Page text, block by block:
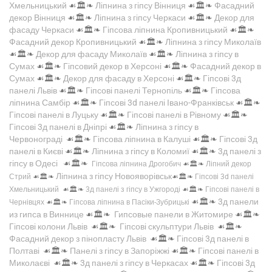
Хмельницький ☙🏛️❧ Ліпнина з гіпсу Вінниця ☙🏛️❧ Фасадний
декор Вінниця ☙🏛️❧ Ліпнина з гіпсу Черкаси ☙🏛️❧ Декор для
фасаду Черкаси ☙🏛️❧ Гіпсова ліпнина Кропивницький ☙🏛️❧
Фасадний декор Кропивницький ☙🏛️❧ Ліпнина з гіпсу Миколаїв
☙🏛️❧ Декор для фасаду Миколаїв ☙🏛️❧ Ліпнина з гіпсу в
Сумах ☙🏛️❧ Гіпсовий декор в Херсоні ☙🏛️❧ Фасадний декор в
Сумах ☙🏛️❧ Декор для фасаду в Херсоні ☙🏛️❧ Гіпсові 3д
панелі Львів ☙🏛️❧ Гіпсові панелі Тернопіль ☙🏛️❧ Гіпсова
ліпнина Самбір ☙🏛️❧ Гіпсові 3d панелі Івано-Франківськ ☙🏛️❧
Гіпсові панелі в Луцьку ☙🏛️❧ Гіпсові панелі в Рівному ☙🏛️❧
Гіпсові 3д панелі в Дніпрі ☙🏛️❧ Ліпнина з гіпсу в
Червонограді ☙🏛️❧ Гіпсова ліпнина в Калуші ☙🏛️❧ Гіпсові 3д
панелі в Києві ☙🏛️❧ Ліпнина з гіпсу в Коломиї ☙🏛️❧ 3д панелі з
гіпсу в Одесі ☙🏛️❧ Гіпсова ліпнина Дрогобич ☙🏛️❧ Ліпний декор
Стрий ☙🏛️❧ Ліпнина з гіпсу Новояворівськ☙🏛️❧ Гіпсові 3d панелі
Хмельницький ☙🏛️❧ 3д панелі з гіпсу в Ужгороді ☙🏛️❧ Гіпсові панелі в
Чернівцях ☙🏛️❧ Гіпсова ліпнина в Пасіки-Зубрицькі ☙🏛️❧ 3д панели
из гипса в Виннице ☙🏛️❧ Гипсовые панели в Житомире ☙🏛️❧
Гіпсові колони Львів ☙🏛️❧ Гіпсові скульптури Львів ☙🏛️❧
Фасадний декор з пінопласту Львів ☙🏛️❧ Гіпсові 3д панелі в
Полтаві ☙🏛️❧ Панелі з гіпсу в Запоріжжі ☙🏛️❧ Гіпсові панелі в
Миколаєві ☙🏛️❧ 3д панелі з гіпсу в Черкасах ☙🏛️❧ Гіпсові 3д